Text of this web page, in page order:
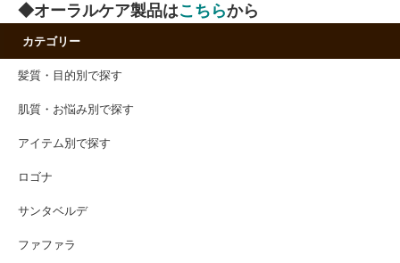
◆オーラルケア製品はこちらから
カテゴリー
髪質・目的別で探す
肌質・お悩み別で探す
アイテム別で探す
ロゴナ
サンタベルデ
ファファラ